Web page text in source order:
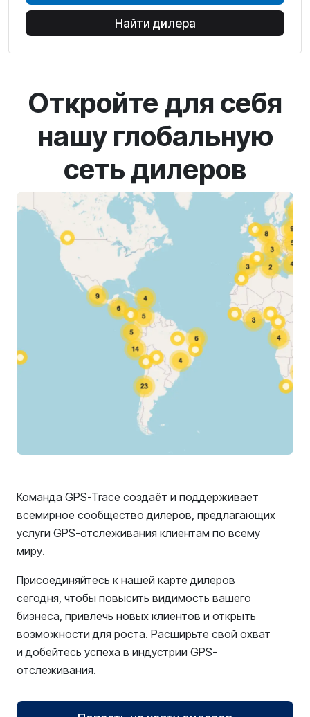
Найти дилера
Откройте для себя
нашу глобальную
сеть дилеров
Команда GPS-Trace создаёт и поддерживает
всемирное сообщество дилеров, предлагающих
услуги GPS-отслеживания клиентам по всему
миру.
Присоединяйтесь к нашей карте дилеров
сегодня, чтобы повысить видимость вашего
бизнеса, привлечь новых клиентов и открыть
возможности для роста. Расширьте свой охват
и добейтесь успеха в индустрии GPS-
отслеживания.